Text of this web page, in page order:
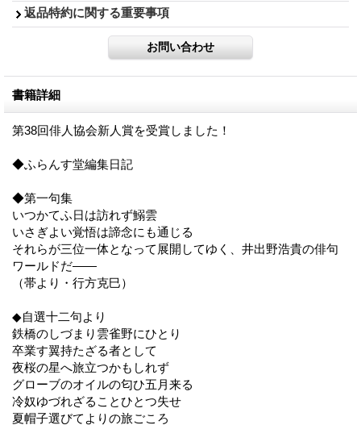
返品特約に関する重要事項
書籍詳細
第38回俳人協会新人賞を受賞しました！
◆ふらんす堂編集日記
◆第一句集
いつかてふ日は訪れず鰯雲
いさぎよい覚悟は諦念にも通じる
それらが三位一体となって展開してゆく、井出野浩貴の俳句
ワールドだ――
（帯より・行方克巳）
◆自選十二句より
鉄橋のしづまり雲雀野にひとり
卒業す翼持たざる者として
夜桜の星へ旅立つかもしれず
グローブのオイルの匂ひ五月来る
冷奴ゆづれざることひとつ失せ
夏帽子選びてよりの旅ごころ